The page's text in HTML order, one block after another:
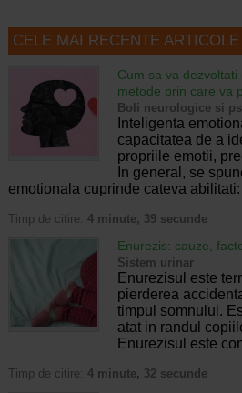
CELE MAI RECENTE ARTICOLE
Cum sa va
metode prin care va
Boli neurologice si
Inteligenta
capacitatea de a
propriile emotii,
In general, se
emotionala cuprinde cateva
Timp de citire: 4 minute, 39 secunde
Enurezis: cauze,
Sistem urinar
Enurezisul este
pierderea
timpul somnului.
atat in randul
Enurezisul este
Timp de citire: 4 minute, 32 secunde